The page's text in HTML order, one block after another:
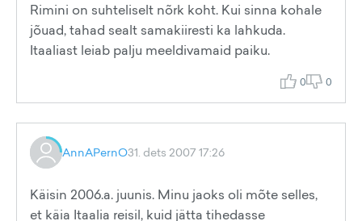
Rimini on suhteliselt nõrk koht. Kui sinna kohale
jõuad, tahad sealt samakiiresti ka lahkuda.
Itaaliast leiab palju meeldivamaid paiku.
0 0
AnnAPernO31. dets 2007 17:26
Käisin 2006.a. juunis. Minu jaoks oli mõte selles,
et käia Itaalia reisil, kuid jätta tihedasse